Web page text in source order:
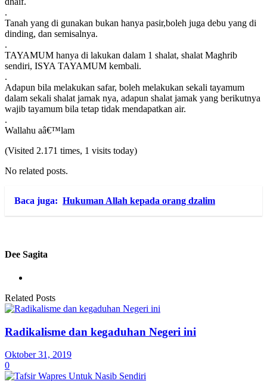
.
Tanah yang di gunakan bukan hanya pasir,boleh juga debu yang di
dinding, dan semisalnya.
.
TAYAMUM hanya di lakukan dalam 1 shalat, shalat Maghrib
sendiri, ISYA TAYAMUM kembali.
.
Adapun bila melakukan safar, boleh melakukan sekali tayamum
dalam sekali shalat jamak nya, adapun shalat jamak yang berikutnya
wajib tayamum bila tetap tidak mendapatkan air.
.
Wallahu aâ€™lam
(Visited 2.171 times, 1 visits today)
No related posts.
Baca juga: Hukuman Allah kepada orang dzalim
Dee Sagita
Related Posts
Radikalisme dan kegaduhan Negeri ini
Oktober 31, 2019
0